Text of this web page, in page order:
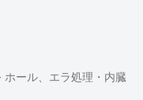
ール、エラ処理・内臓